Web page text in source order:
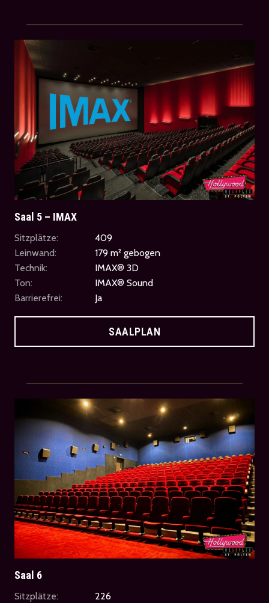
Saal 5 – IMAX
Sitzplätze:
409
Leinwand:
179 m² gebogen
Technik:
IMAX® 3D
Ton:
IMAX® Sound
Barrierefrei:
Ja
SAALPLAN
Saal 6
Sitzplätze:
226